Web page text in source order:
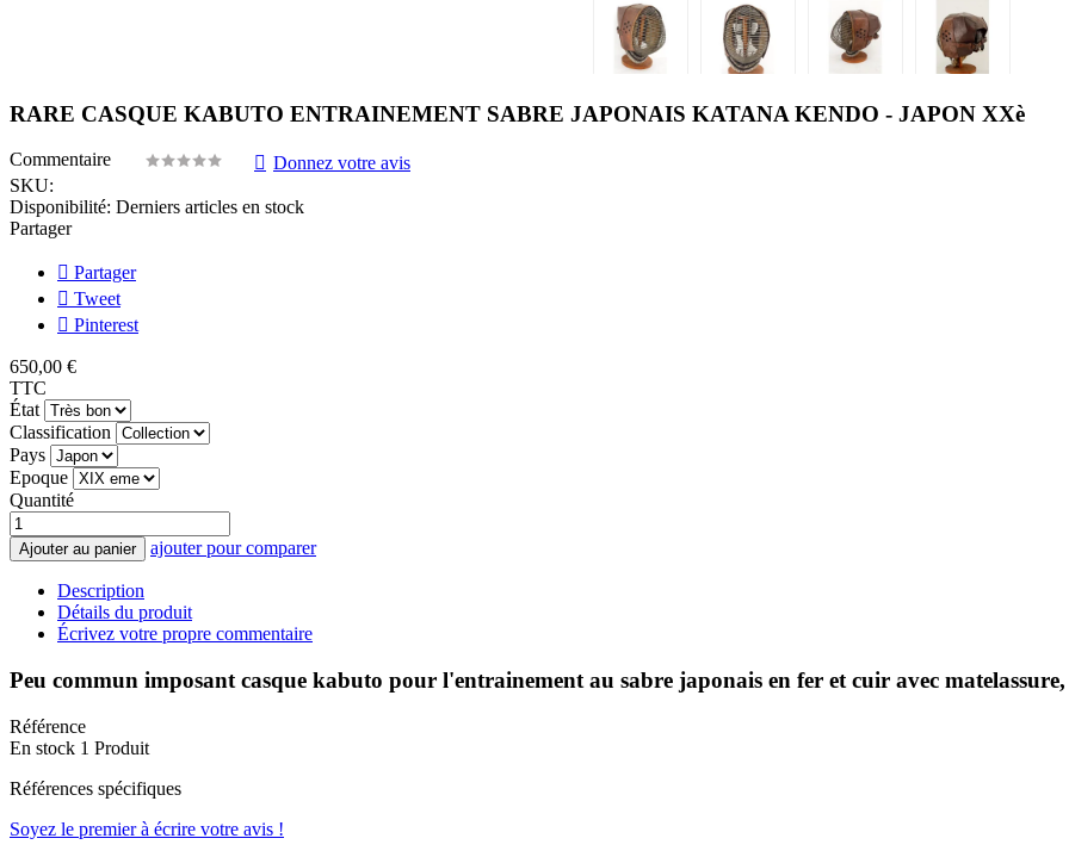
RARE CASQUE KABUTO ENTRAINEMENT SABRE JAPONAIS KATANA KENDO - JAPON XXè
Commentaire
Donnez votre avis
SKU:
Disponibilité: Derniers articles en stock
Partager
Partager
Tweet
Pinterest
650,00 €
TTC
État
Classification
Pays
Epoque
Quantité
Ajouter au panier ajouter pour comparer
Description
Détails du produit
Écrivez votre propre commentaire
Peu commun imposant casque kabuto pour l'entrainement au sabre japonais en fer et cuir avec
Référence
En stock 1 Produit
Références spécifiques
Soyez le premier à écrire votre avis !